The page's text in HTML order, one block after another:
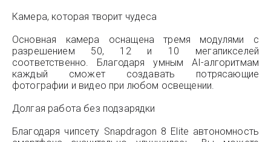
Камера, которая творит чудеса
Основная камера оснащена тремя модулями с
разрешением 50, 12 и 10 мегапикселей
соответственно. Благодаря умным AI-алгоритмам
каждый сможет создавать потрясающие
фотографии и видео при любом освещении.
Долгая работа без подзарядки
Благодаря чипсету Snapdragon 8 Elite автономность